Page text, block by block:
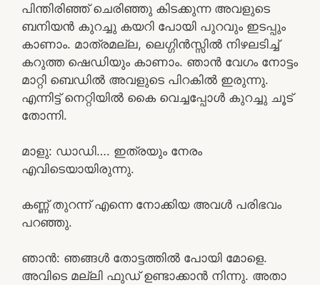
പിന്തിരിഞ്ഞ് ചെരിഞ്ഞു കിടക്കുന്ന അവളുടെ
ബനിയൻ കുറച്ചു കയറി പോയി പുറവും ഇടപ്പും
കാണാം. മാത്രമല്ല, ലെഗ്ഗിൻസ്സിൽ നിഴലടിച്ച്
കറുത്ത ഷെഡിയും കാണാം. ഞാൻ വേഗം നോട്ടം
മാറ്റി ബെഡിൽ അവളുടെ പിറകിൽ ഇരുന്നു.
എന്നിട്ട് നെറ്റിയിൽ കൈ വെച്ചപ്പോൾ കുറച്ചു ചൂട്
തോന്നി.
മാളു: ഡാഡി…. ഇത്രയും നേരം
എവിടെയായിരുന്നു.
കണ്ണ് തുറന്ന് എന്നെ നോക്കിയ അവൾ പരിഭവം
പറഞ്ഞു.
ഞാൻ: ഞങ്ങൾ തോട്ടത്തിൽ പോയി മോളെ.
അവിടെ മല്ലി ഫുഡ്‌ ഉണ്ടാക്കാൻ നിന്നു. അതാ